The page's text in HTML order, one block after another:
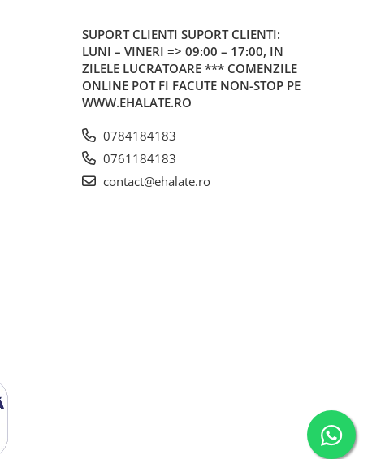
SUPORT CLIENTI SUPORT CLIENTI:
LUNI – VINERI => 09:00 – 17:00, IN
ZILELE LUCRATOARE *** COMENZILE
ONLINE POT FI FACUTE NON-STOP PE
WWW.EHALATE.RO
0784184183
0761184183
contact@ehalate.ro